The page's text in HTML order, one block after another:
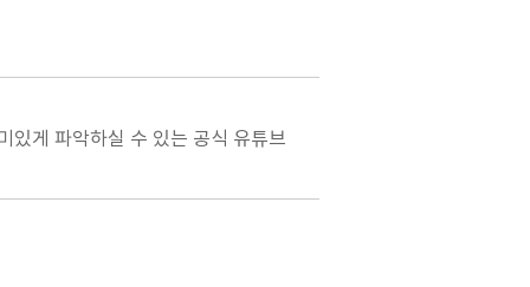
있게 파악하실 수 있는 공식 유튜브